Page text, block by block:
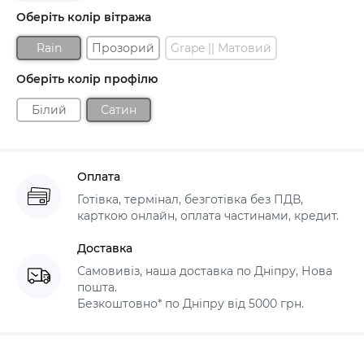
Оберіть колір вітража
Rain Прозорий Grape || Матовий
Оберіть колір профілю
Білий Сатин
Оплата
Готівка, термінал, безготівка без ПДВ,
карткою онлайн, оплата частинами, кредит.
Доставка
Самовивіз, наша доставка по Дніпру, Нова
пошта.
Безкоштовно* по Дніпру від 5000 грн.